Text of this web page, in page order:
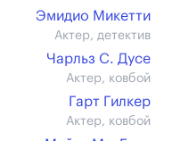
Эмидио Микетти
Актер, детектив
Чарльз С. Дусе
Актер, ковбой
Гарт Гилкер
Актер, ковбой